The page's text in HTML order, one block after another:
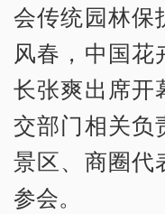
会传统园林保
风春，中国花
长张爽出席开
交部门相关负
景区、商圈代
参会。